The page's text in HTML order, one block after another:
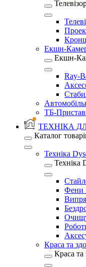
Екшн-
Екшн-
Ray-
ТБ-
ТЕХНІКА
Каталог
Техніка
Техніка
Фени
Краса та
Краса та